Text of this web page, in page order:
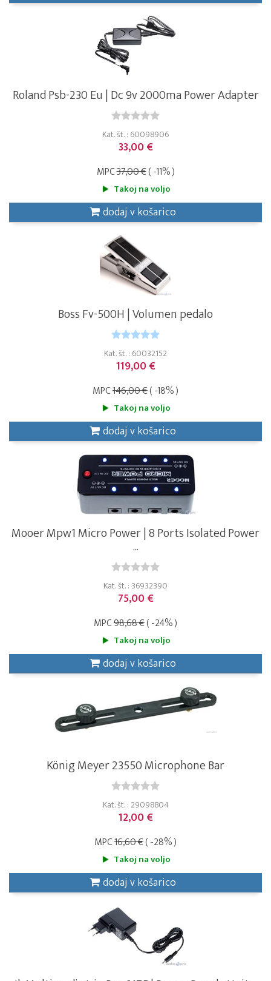
Roland Psb-230 Eu | Dc 9v 2000ma Power Adapter
Kat. št. : 60098906
33,00 €
MPC37,00 €( -11% )
Takoj na voljo
dodaj v košarico
Boss Fv-500H | Volumen pedalo
Kat. št. : 60032152
119,00 €
MPC146,00 €( -18% )
Takoj na voljo
dodaj v košarico
Mooer Mpw1 Micro Power | 8 Ports Isolated Power
...
Kat. št. : 36932390
75,00 €
MPC98,68 €( -24% )
Takoj na voljo
dodaj v košarico
König Meyer 23550 Microphone Bar
Kat. št. : 29098804
12,00 €
MPC16,60 €( -28% )
Takoj na voljo
dodaj v košarico